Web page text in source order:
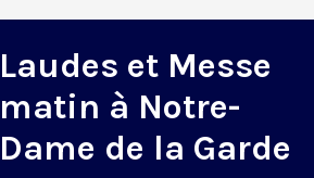
Laudes et Messe
matin à Notre-
Dame de la Garde